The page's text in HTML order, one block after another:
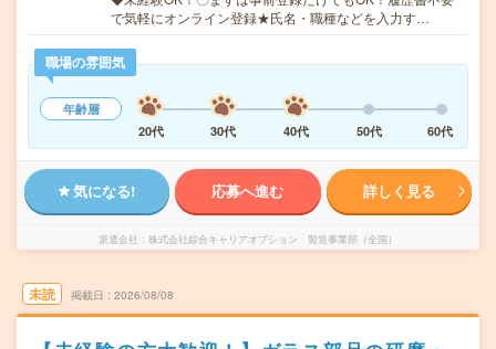
で気軽にオンライン登録★氏名・職種などを入力す…
職場の雰囲気
年齢層
20代
30代 40代 50代 60代
気になる! 応募へ進む 詳しく見る
派遣会社 株式会社綜合キャリアオプション 製造事業部（全国）
未読 掲載日 2026/08/08